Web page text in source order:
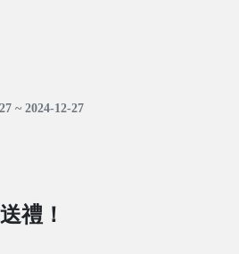
~ 2024-12-27
禮！